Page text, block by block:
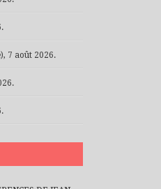
7 août 2026.